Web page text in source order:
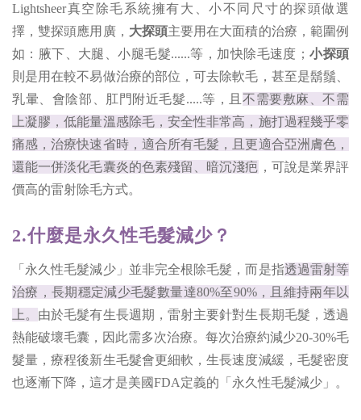
Lightsheer真空除毛系統擁有大、小不同尺寸的探頭做選
擇，雙探頭應用廣， 大探頭主要用在大面積的治療，範圍例
如：腋下、大腿、小腿毛髮......等，加快除毛速度； 小探頭
則是用在較不易做治療的部位，可去除軟毛，甚至是鬍鬚、
乳暈、會陰部、肛門附近毛髮.....等，且 不需要敷麻、不需
上凝膠，低能量溫感除毛，安全性非常高，施打過程幾乎零
痛感，治療快速省時，適合所有毛髮，且更適合亞洲膚色，
還能一併淡化毛囊炎的色素殘留、暗沉淺疤 ，可說是業界評
價高的雷射除毛方式。
2.什麼是永久性毛髮減少？
「永久性毛髮減少」並非完全根除毛髮，而是指透過雷射等
治療，長期穩定減少毛髮數量達80%至90%，且維持兩年以
上。 由於毛髮有生長週期，雷射主要針對生長期毛髮，透過
熱能破壞毛囊，因此需多次治療。每次治療約減少20-30%毛
髮量，療程後新生毛髮會更細軟，生長速度減緩，毛髮密度
也逐漸下降，這才是美國FDA定義的「永久性毛髮減少」。